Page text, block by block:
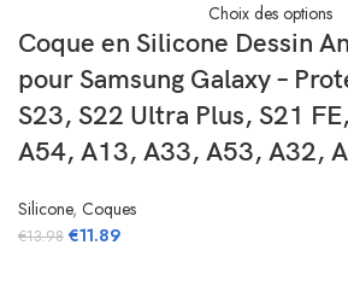
Choix des options
Coque en Silicone Dessin
pour Samsung Galaxy –
S23, S22 Ultra Plus, S21
A54, A13, A33, A53, A32,
Silicone, Coques
€13.98 €11.89